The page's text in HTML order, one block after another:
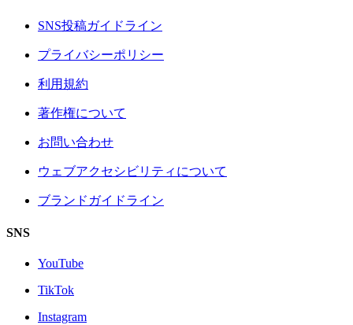
SNS投稿ガイドライン
プライバシーポリシー
利用規約
著作権について
お問い合わせ
ウェブアクセシビリティについて
ブランドガイドライン
SNS
YouTube
TikTok
Instagram